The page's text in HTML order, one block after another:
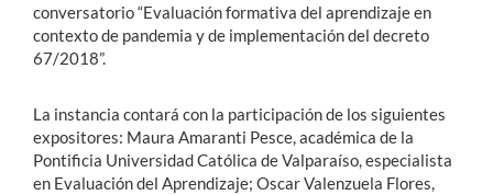
conversatorio “Evaluación formativa del aprendizaje en
contexto de pandemia y de implementación del decreto
67/2018”.
La instancia contará con la participación de los siguientes
expositores: Maura Amaranti Pesce, académica de la
Pontificia Universidad Católica de Valparaíso, especialista
en Evaluación del Aprendizaje; Oscar Valenzuela Flores,